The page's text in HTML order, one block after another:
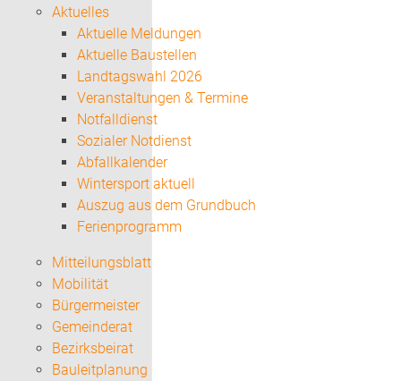
Aktuelles
Aktuelle Meldungen
Aktuelle Baustellen
Landtagswahl 2026
Veranstaltungen & Termine
Notfalldienst
Sozialer Notdienst
Abfallkalender
Wintersport aktuell
Auszug aus dem Grundbuch
Ferienprogramm
Mitteilungsblatt
Mobilität
Bürgermeister
Gemeinderat
Bezirksbeirat
Bauleitplanung